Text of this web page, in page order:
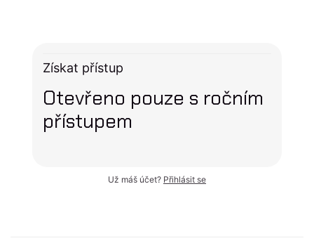
Získat přístup
Otevřeno pouze s ročním
přístupem
Už máš účet? Přihlásit se